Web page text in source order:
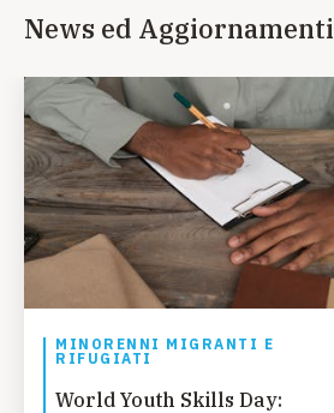
News ed Aggiornamenti
MINORENNI MIGRANTI E
RIFUGIATI
World Youth Skills Day: